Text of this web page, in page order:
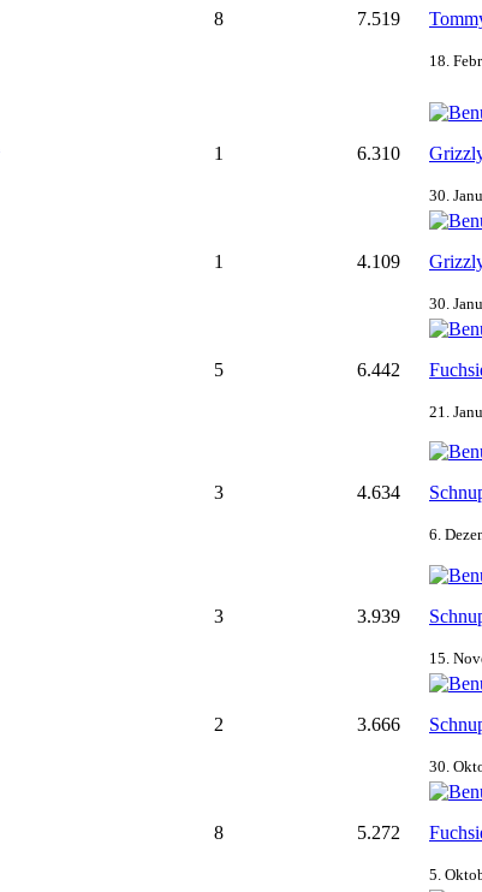
8 7.519
18.
1 6.310
30.
1 4.109
30.
5 6.442
21.
3 4.634
6.
3 3.939
15.
2 3.666
30.
8 5.272
5.